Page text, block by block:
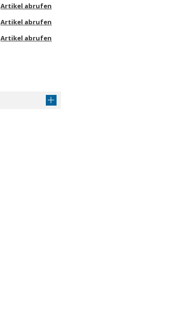
Artikel abrufen
Artikel abrufen
Artikel abrufen